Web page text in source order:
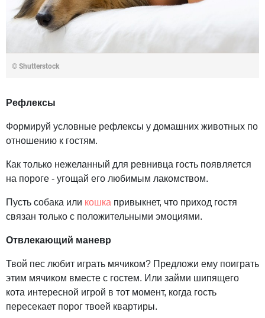
© Shutterstock
Рефлексы
Формируй условные рефлексы у домашних животных по
отношению к гостям.
Как только нежеланный для ревнивца гость появляется
на пороге - угощай его любимым лакомством.
Пусть собака или кошка привыкнет, что приход гостя
связан только с положительными эмоциями.
Отвлекающий маневр
Твой пес любит играть мячиком? Предложи ему поиграть
этим мячиком вместе с гостем. Или займи шипящего
кота интересной игрой в тот момент, когда гость
пересекает порог твоей квартиры.